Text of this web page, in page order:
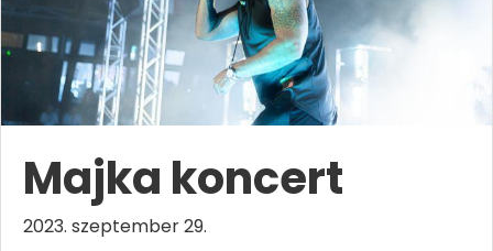
Majka koncert
2023. szeptember 29.